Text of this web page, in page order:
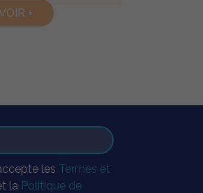
+
les Termes et
la Politique de